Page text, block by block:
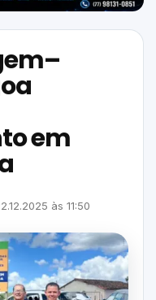
em
às 11:50